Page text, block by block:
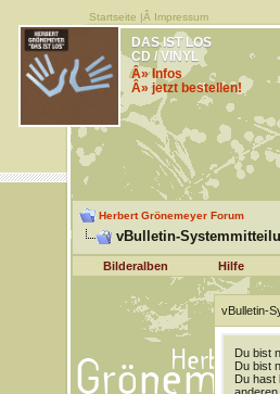
Startseite |Â Impressum
DAS IST LOS
CD / VINYL
Â» Infos
Â» jetzt bestellen!
Herbert Grönemeyer Forum
vBulletin-
Bilderalben Hilfe
vBulletin-
Du bist
Du bist
Du hast